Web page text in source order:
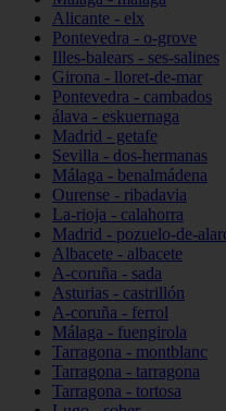
Alicante - elx
Pontevedra - o-grove
Illes-balears - ses-salines
Girona - lloret-de-mar
Pontevedra - cambados
álava - eskuernaga
Madrid - getafe
Sevilla - dos-hermanas
Málaga - benalmádena
Ourense - ribadavia
La-rioja - calahorra
Madrid - pozuelo-de-
Albacete - albacete
A-coruña - sada
Asturias - castrillón
A-coruña - ferrol
Málaga - fuengirola
Tarragona - montblanc
Tarragona - tarragona
Tarragona - tortosa